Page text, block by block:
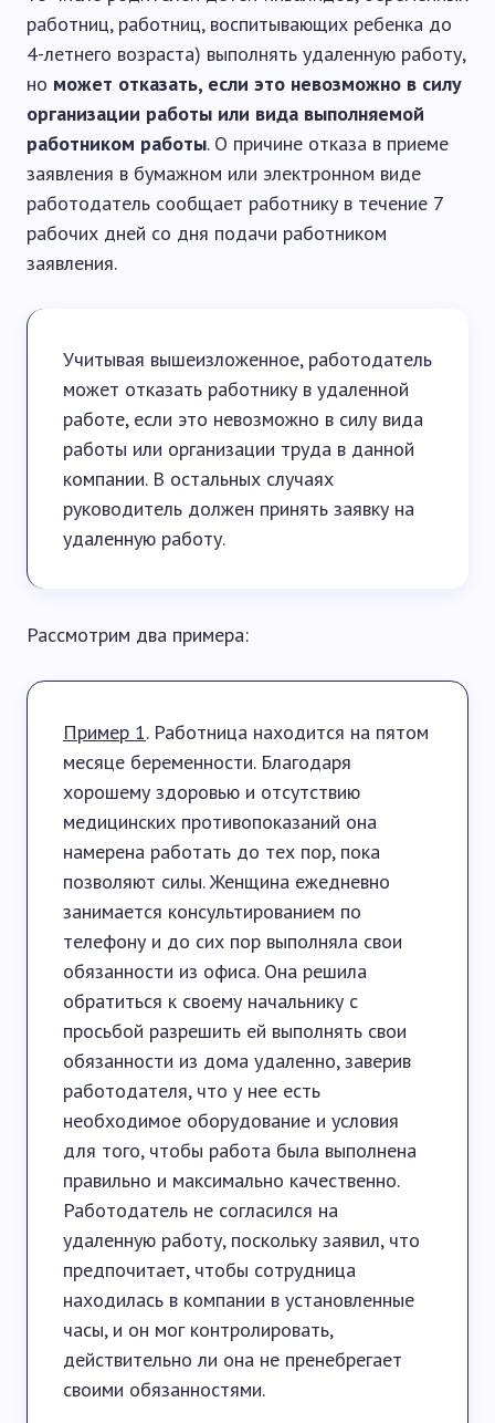
работниц, работниц, воспитывающих ребенка до
4-летнего возраста) выполнять удаленную работу,
но может отказать, если это невозможно в силу
организации работы или вида выполняемой
работником работы. О причине отказа в приеме
заявления в бумажном или электронном виде
работодатель сообщает работнику в течение 7
рабочих дней со дня подачи работником
заявления.
Учитывая вышеизложенное, работодатель
может отказать работнику в удаленной
работе, если это невозможно в силу вида
работы или организации труда в данной
компании. В остальных случаях
руководитель должен принять заявку на
удаленную работу.
Рассмотрим два примера:
Пример 1. Работница находится на пятом
месяце беременности. Благодаря
хорошему здоровью и отсутствию
медицинских противопоказаний она
намерена работать до тех пор, пока
позволяют силы. Женщина ежедневно
занимается консультированием по
телефону и до сих пор выполняла свои
обязанности из офиса. Она решила
обратиться к своему начальнику с
просьбой разрешить ей выполнять свои
обязанности из дома удаленно, заверив
работодателя, что у нее есть
необходимое оборудование и условия
для того, чтобы работа была выполнена
правильно и максимально качественно.
Работодатель не согласился на
удаленную работу, поскольку заявил, что
предпочитает, чтобы сотрудница
находилась в компании в установленные
часы, и он мог контролировать,
действительно ли она не пренебрегает
своими обязанностями.